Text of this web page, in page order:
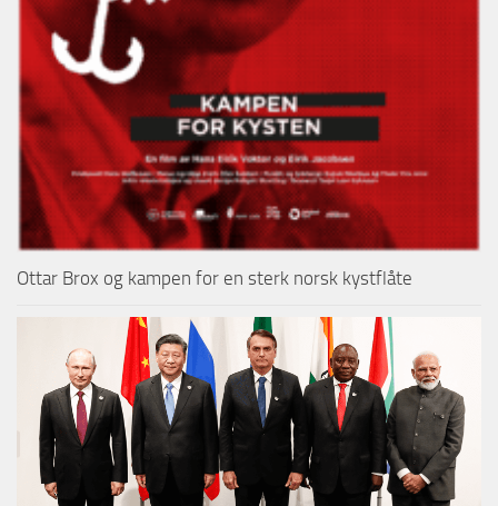
Ottar Brox og kampen for en sterk norsk kystflåte